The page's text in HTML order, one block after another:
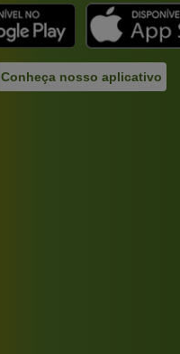
Conheça nosso aplicativo